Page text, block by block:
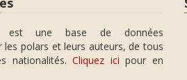
est une base de données
les polars et leurs auteurs, de tous
nationalités.Cliquez ici pour en